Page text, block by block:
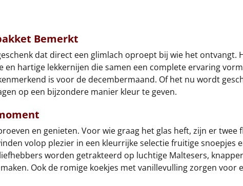
Bemerkt
dat direct een glimlach oproept bij wie het
en hartige lekkernijen die samen een complete ervaring
is voor de decembermaand. Of het nu wordt
op een bijzondere manier kleur te geven.
en genieten. Voor wie graag het glas heft, zijn er
volop plezier in een kleurrijke selectie fruitige
worden getrakteerd op luchtige Maltesers,
Ook de romige koekjes met vanillevulling zorgen